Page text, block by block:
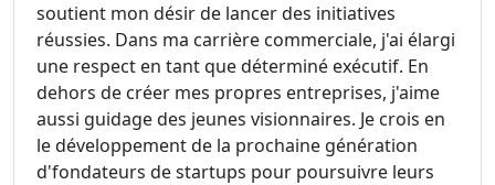
soutient mon désir de lancer des initiatives
réussies. Dans ma carrière commerciale, j'ai élargi
une respect en tant que déterminé exécutif. En
dehors de créer mes propres entreprises, j'aime
aussi guidage des jeunes visionnaires. Je crois en
le développement de la prochaine génération
d'fondateurs de startups pour poursuivre leurs